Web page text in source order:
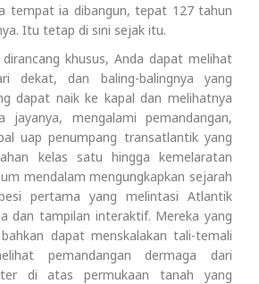
tempat ia dibangun, tepat 127 tahun
Itu tetap di sini sejak itu.
khusus, Anda dapat melihat
dekat, dan baling-balingnya yang
dapat naik ke kapal dan melihatnya
jayanya, mengalami pemandangan,
uap penumpang transatlantik yang
kelas satu hingga kemelaratan
mendalam mengungkapkan sejarah
pertama yang melintasi Atlantik
dan tampilan interaktif. Mereka yang
dapat menskalakan tali-temali
pemandangan dermaga dari
di atas permukaan tanah yang